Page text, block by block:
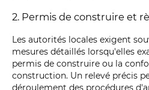
2. Permis de construire et
Les autorités locales exigent
mesures détaillés lorsqu'elles
permis de construire ou la
construction. Un relevé précis
déroulement des procédures